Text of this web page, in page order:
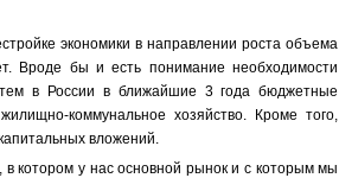
экономики в направлении роста объема
Вроде бы и есть понимание необходимости
в России в ближайшие 3 года бюджетные
коммунальное хозяйство. Кроме того,
капитальных вложений.
в котором у нас основной рынок и с которым мы